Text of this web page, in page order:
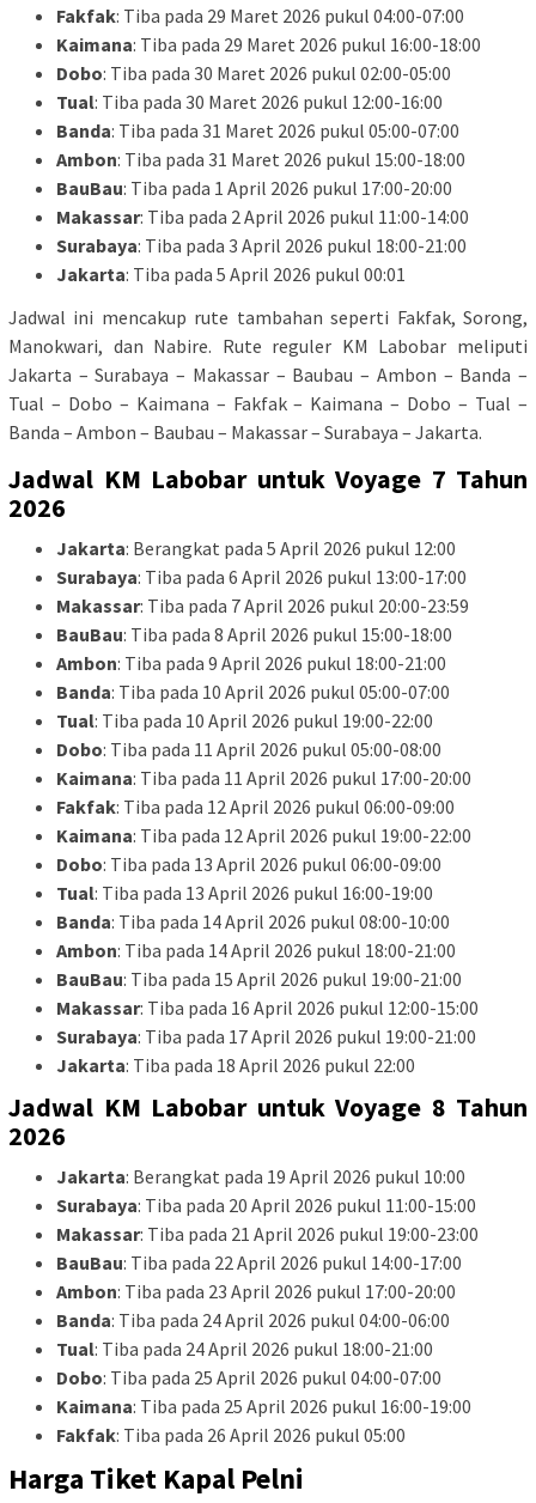
Fakfak: Tiba pada 29 Maret 2026 pukul 04:00-07:00
Kaimana: Tiba pada 29 Maret 2026 pukul 16:00-18:00
Dobo: Tiba pada 30 Maret 2026 pukul 02:00-05:00
Tual: Tiba pada 30 Maret 2026 pukul 12:00-16:00
Banda: Tiba pada 31 Maret 2026 pukul 05:00-07:00
Ambon: Tiba pada 31 Maret 2026 pukul 15:00-18:00
BauBau: Tiba pada 1 April 2026 pukul 17:00-20:00
Makassar: Tiba pada 2 April 2026 pukul 11:00-14:00
Surabaya: Tiba pada 3 April 2026 pukul 18:00-21:00
Jakarta: Tiba pada 5 April 2026 pukul 00:01
Jadwal ini mencakup rute tambahan seperti Fakfak, Sorong,
Manokwari, dan Nabire. Rute reguler KM Labobar meliputi
Jakarta – Surabaya – Makassar – Baubau – Ambon – Banda –
Tual – Dobo – Kaimana – Fakfak – Kaimana – Dobo – Tual –
Banda – Ambon – Baubau – Makassar – Surabaya – Jakarta.
Jadwal KM Labobar untuk Voyage 7 Tahun
2026
Jakarta: Berangkat pada 5 April 2026 pukul 12:00
Surabaya: Tiba pada 6 April 2026 pukul 13:00-17:00
Makassar: Tiba pada 7 April 2026 pukul 20:00-23:59
BauBau: Tiba pada 8 April 2026 pukul 15:00-18:00
Ambon: Tiba pada 9 April 2026 pukul 18:00-21:00
Banda: Tiba pada 10 April 2026 pukul 05:00-07:00
Tual: Tiba pada 10 April 2026 pukul 19:00-22:00
Dobo: Tiba pada 11 April 2026 pukul 05:00-08:00
Kaimana: Tiba pada 11 April 2026 pukul 17:00-20:00
Fakfak: Tiba pada 12 April 2026 pukul 06:00-09:00
Kaimana: Tiba pada 12 April 2026 pukul 19:00-22:00
Dobo: Tiba pada 13 April 2026 pukul 06:00-09:00
Tual: Tiba pada 13 April 2026 pukul 16:00-19:00
Banda: Tiba pada 14 April 2026 pukul 08:00-10:00
Ambon: Tiba pada 14 April 2026 pukul 18:00-21:00
BauBau: Tiba pada 15 April 2026 pukul 19:00-21:00
Makassar: Tiba pada 16 April 2026 pukul 12:00-15:00
Surabaya: Tiba pada 17 April 2026 pukul 19:00-21:00
Jakarta: Tiba pada 18 April 2026 pukul 22:00
Jadwal KM Labobar untuk Voyage 8 Tahun
2026
Jakarta: Berangkat pada 19 April 2026 pukul 10:00
Surabaya: Tiba pada 20 April 2026 pukul 11:00-15:00
Makassar: Tiba pada 21 April 2026 pukul 19:00-23:00
BauBau: Tiba pada 22 April 2026 pukul 14:00-17:00
Ambon: Tiba pada 23 April 2026 pukul 17:00-20:00
Banda: Tiba pada 24 April 2026 pukul 04:00-06:00
Tual: Tiba pada 24 April 2026 pukul 18:00-21:00
Dobo: Tiba pada 25 April 2026 pukul 04:00-07:00
Kaimana: Tiba pada 25 April 2026 pukul 16:00-19:00
Fakfak: Tiba pada 26 April 2026 pukul 05:00
Harga Tiket Kapal Pelni